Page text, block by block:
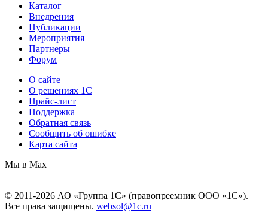
Каталог
Внедрения
Публикации
Мероприятия
Партнеры
Форум
О сайте
О решениях 1С
Прайс-лист
Поддержка
Обратная связь
Сообщить об ошибке
Карта сайта
Мы в Max
© 2011-2026 АО «Группа 1С» (правопреемник ООО «1С»).
Все права защищены. websol@1c.ru